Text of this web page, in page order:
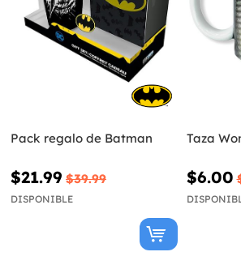
Pack regalo de Batman
$21.99 $39.99
DISPONIBLE
Taza
$6.00